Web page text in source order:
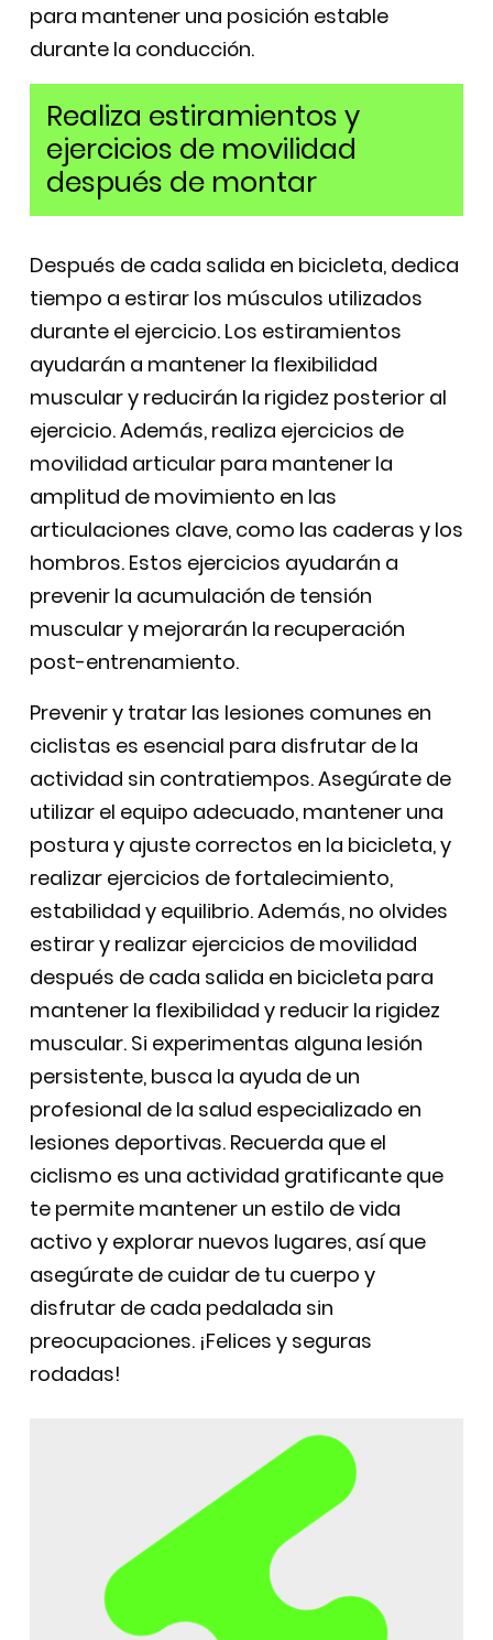
para mantener una posición estable
durante la conducción.
Realiza estiramientos y
ejercicios de movilidad
después de montar
Después de cada salida en bicicleta, dedica
tiempo a estirar los músculos utilizados
durante el ejercicio. Los estiramientos
ayudarán a mantener la flexibilidad
muscular y reducirán la rigidez posterior al
ejercicio. Además, realiza ejercicios de
movilidad articular para mantener la
amplitud de movimiento en las
articulaciones clave, como las caderas y los
hombros. Estos ejercicios ayudarán a
prevenir la acumulación de tensión
muscular y mejorarán la recuperación
post-entrenamiento.
Prevenir y tratar las lesiones comunes en
ciclistas es esencial para disfrutar de la
actividad sin contratiempos. Asegúrate de
utilizar el equipo adecuado, mantener una
postura y ajuste correctos en la bicicleta, y
realizar ejercicios de fortalecimiento,
estabilidad y equilibrio. Además, no olvides
estirar y realizar ejercicios de movilidad
después de cada salida en bicicleta para
mantener la flexibilidad y reducir la rigidez
muscular. Si experimentas alguna lesión
persistente, busca la ayuda de un
profesional de la salud especializado en
lesiones deportivas. Recuerda que el
ciclismo es una actividad gratificante que
te permite mantener un estilo de vida
activo y explorar nuevos lugares, así que
asegúrate de cuidar de tu cuerpo y
disfrutar de cada pedalada sin
preocupaciones. ¡Felices y seguras
rodadas!